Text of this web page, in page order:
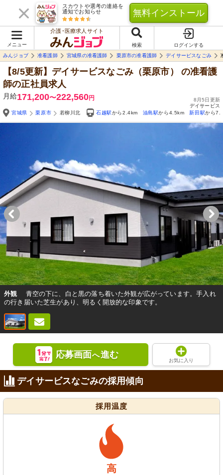
スカウトや選考の連絡を
通知でお知らせ
無料インストール
メニュー
介護･医療求人サイト
検索
ログインする
みんジョブ
准看護師 宮城県の准看護師 栗原市の准看護師 デイサービスなごみ
【8/5更新】デイサービスなごみ（栗原市）
の准看護
師の正社員求人
月給171,200〜222,560円
8月5日更新
デイサービス
宮城県
栗原市 若柳川北 石越駅から2.4km 油島駅から4.5km 新田駅から
外観
青空の下に、白と黒の落ち着いた外観が広がっています。手入れ
の行き届いた芝生があり、明るく開放的な印象です。
応募画面へ進む
お気に入り
デイサービスなごみの採用傾向
採用温度
高